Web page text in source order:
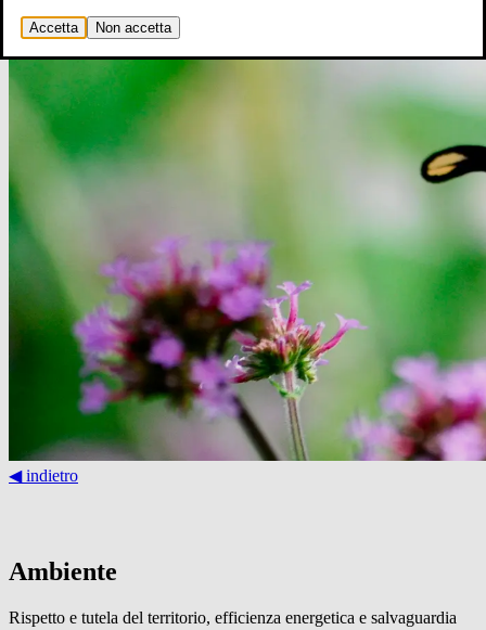
◀︎ indietro
Ambiente
Rispetto e tutela del territorio, efficienza energetica e salvaguardia
Accetta Non accetta